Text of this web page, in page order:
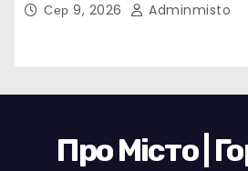
Сер 9, 2026 Adminmisto
Про Місто |